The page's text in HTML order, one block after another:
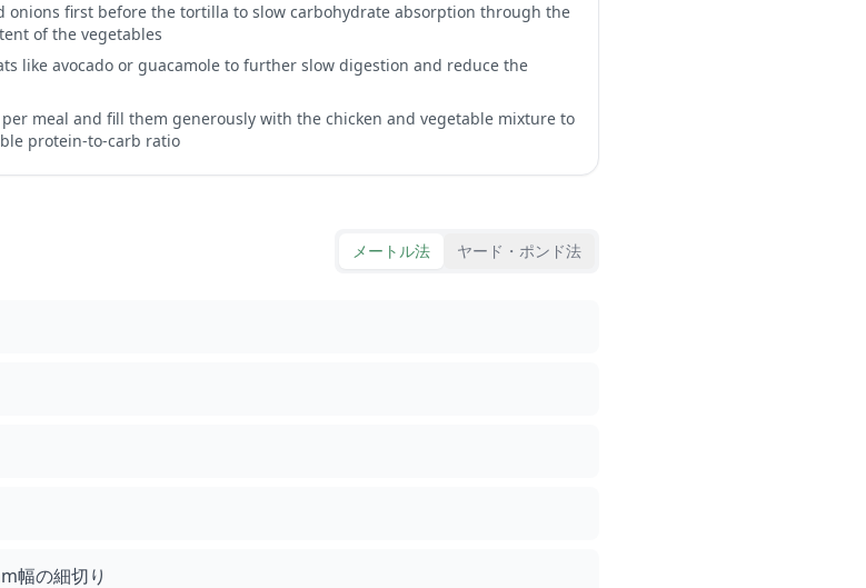
onions first before the tortilla to slow carbohydrate absorption through the
of the vegetables
like avocado or guacamole to further slow digestion and reduce the
meal and fill them generously with the chicken and vegetable mixture to
protein-to-carb ratio
メートル法 ヤード・ポンド法
幅の細切り